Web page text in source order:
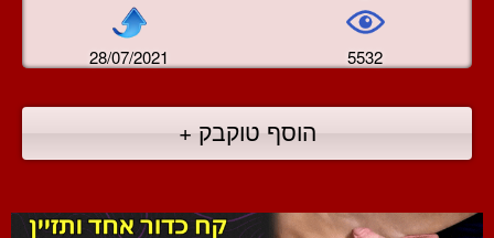
28/07/2021 5532
הוסף טוקבק +